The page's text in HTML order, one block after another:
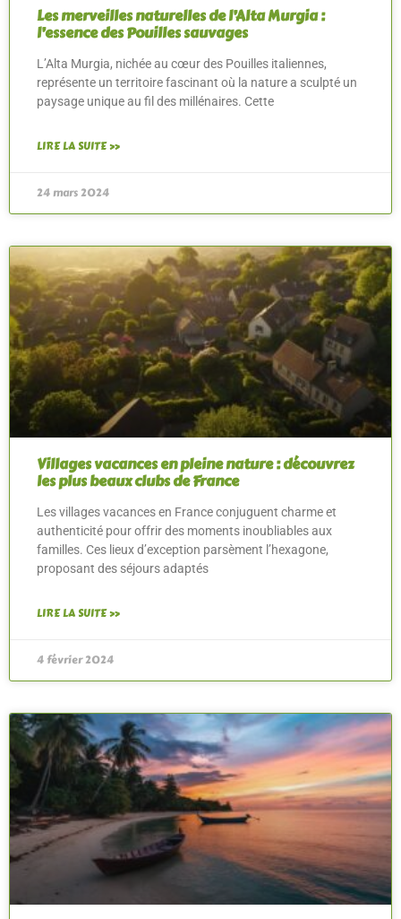
Les merveilles naturelles de l’Alta Murgia :
l’essence des Pouilles sauvages
L’Alta Murgia, nichée au cœur des Pouilles italiennes,
représente un territoire fascinant où la nature a sculpté un
paysage unique au fil des millénaires. Cette
LIRE LA SUITE »
24 mars 2024
Villages vacances en pleine nature : découvrez
les plus beaux clubs de France
Les villages vacances en France conjuguent charme et
authenticité pour offrir des moments inoubliables aux
familles. Ces lieux d’exception parsèment l’hexagone,
proposant des séjours adaptés
LIRE LA SUITE »
4 février 2024